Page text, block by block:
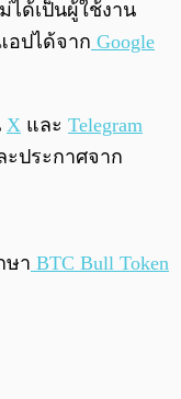
ได้เป็นผู้ใช้งาน
ปได้จาก Google
X และ Telegram
ประกาศจาก
ษา BTC Bull Token